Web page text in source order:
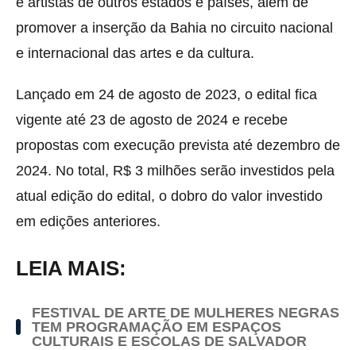
promover a inserção da Bahia no circuito nacional
e internacional das artes e da cultura.
Lançado em 24 de agosto de 2023, o edital fica
vigente até 23 de agosto de 2024 e recebe
propostas com execução prevista até dezembro de
2024. No total, R$ 3 milhões serão investidos pela
atual edição do edital, o dobro do valor investido
em edições anteriores.
LEIA MAIS:
FESTIVAL DE ARTE DE MULHERES NEGRAS
TEM PROGRAMAÇÃO EM ESPAÇOS
CULTURAIS E ESCOLAS DE SALVADOR